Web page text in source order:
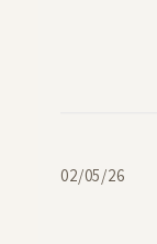
תאריך02/05/26